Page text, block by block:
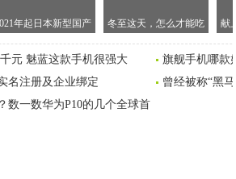
年起日本新型国产
车须配备自动刹车
冬至这天，怎么才能吃
上世间独一无二的饺子 |
招募
献
谱
元 魅蓝这款手机很强大
旗舰手机哪款
名注册及企业绑定
曾经被称“黑
数一数华为P10的几个全球首